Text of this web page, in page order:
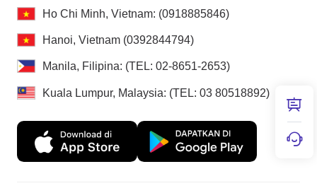
Ho Chi Minh, Vietnam: (0918885846)
Hanoi, Vietnam (0392844794)
Manila, Filipina: (TEL: 02-8651-2653)
Kuala Lumpur, Malaysia: (TEL: 03 80518892)